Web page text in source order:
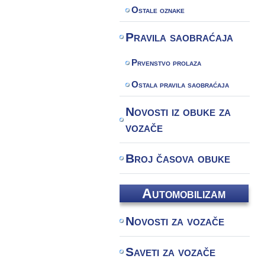
Ostale oznake
Pravila saobraćaja
Prvenstvo prolaza
Ostala pravila saobraćaja
Novosti iz obuke za
vozače
Broj časova obuke
Automobilizam
Novosti za vozače
Saveti za vozače